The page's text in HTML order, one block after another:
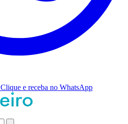
Clique e receba no WhatsApp